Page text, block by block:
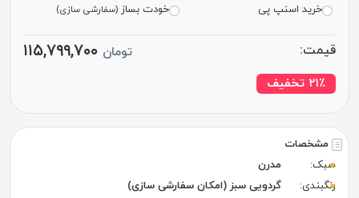
مشخصات
سبک:
مدرن
رنگبندی:
گردویی سبز (امکان سفارشی سازی)
خرید اسنپ پی خودت بساز(سفارشی سازی)
قیمت: تومان ۱۱۵,۷۹۹,۷۰۰
۲۱٪ تخفیف